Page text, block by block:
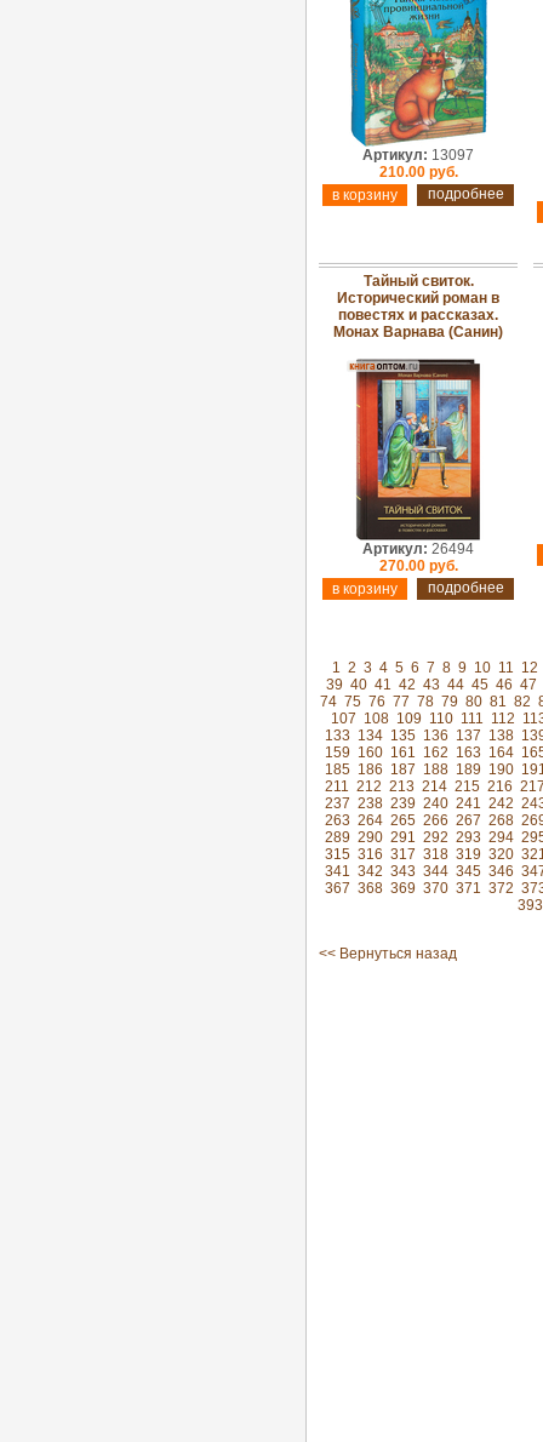
Артикул: 13097
210.00 руб.
подробнее
Тайный свиток.
Исторический роман в
повестях и рассказах.
Монах Варнава (Санин)
Артикул: 26494
270.00 руб.
подробнее
1 2 3 4 5 6 7 8 9 10 11 12
39 40 41 42 43 44 45 46 47
74 75 76 77 78 79 80 81 82
107 108 109 110 111 112
133 134 135 136 137 138
159 160 161 162 163 164
185 186 187 188 189 190
211 212 213 214 215 216
237 238 239 240 241 242
263 264 265 266 267 268
289 290 291 292 293 294
315 316 317 318 319 320
341 342 343 344 345 346
367 368 369 370 371 372
393
<< Вернуться назад